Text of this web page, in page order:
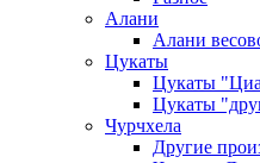
Алани
Алани
Цукаты
Цукаты
Цукаты
Чурчхела
Другие